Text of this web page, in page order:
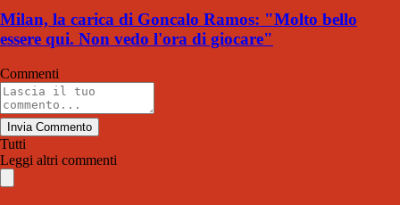
Milan, la carica di Goncalo Ramos: "Molto bello
essere qui. Non vedo l'ora di giocare"
Commenti
Invia Commento
Tutti
Leggi altri commenti